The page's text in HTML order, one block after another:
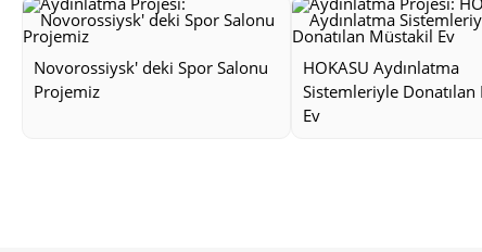
Novorossiysk' deki Spor Salonu
Projemiz
HOKASU Aydınlatma
Sistemleriyle
Ev